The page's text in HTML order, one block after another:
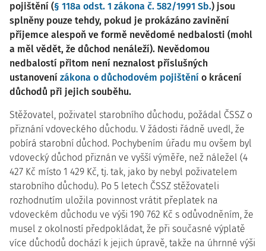
pojištění (§ 118a odst. 1 zákona č. 582/1991 Sb.) jsou
splněny pouze tehdy, pokud je prokázáno zavinění
příjemce alespoň ve formě nevědomé nedbalosti (mohl
a měl vědět, že důchod nenáleží). Nevědomou
nedbalostí přitom není neznalost příslušných
ustanovení zákona o důchodovém pojištění o krácení
důchodů při jejich souběhu.
Stěžovatel, poživatel starobního důchodu, požádal ČSSZ o
přiznání vdoveckého důchodu. V žádosti řádně uvedl, že
pobírá starobní důchod. Pochybením úřadu mu ovšem byl
vdovecký důchod přiznán ve vyšší výměře, než náležel (4
427 Kč místo 1 429 Kč, tj. tak, jako by nebyl poživatelem
starobního důchodu). Po 5 letech ČSSZ stěžovateli
rozhodnutím uložila povinnost vrátit přeplatek na
vdoveckém důchodu ve výši 190 762 Kč s odůvodněním, že
musel z okolností předpokládat, že při současné výplatě
více důchodů dochází k jejich úpravě, takže na úhrnné výši